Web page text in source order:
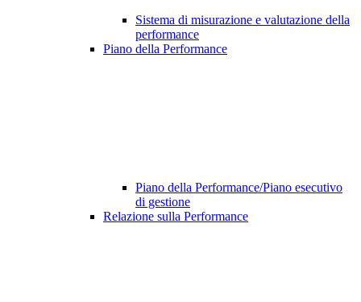
Sistema di misurazione e valutazione della
performance
Piano della Performance
Piano della Performance/Piano esecutivo
di gestione
Relazione sulla Performance